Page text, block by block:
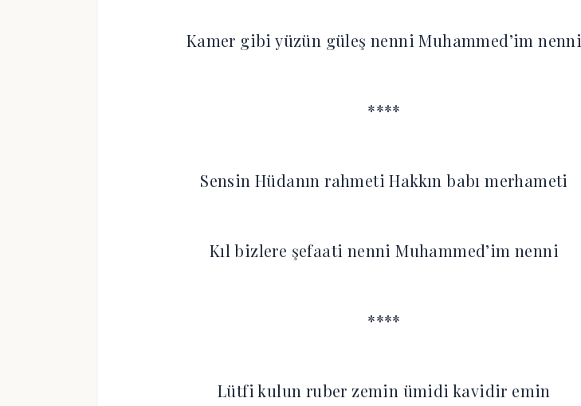
Kamer gibi yüzün güleş nenni Muhammed’im nenni
****
Sensin Hüdanın rahmeti Hakkın babı merhameti
Kıl bizlere şefaati nenni Muhammed’im nenni
****
Lütfi kulun ruber zemin ümidi kavidir emin